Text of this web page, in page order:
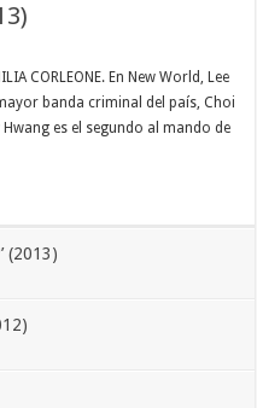
CORLEONE. En New World, Lee
banda criminal del país, Choi
es el segundo al mando de
(2013)